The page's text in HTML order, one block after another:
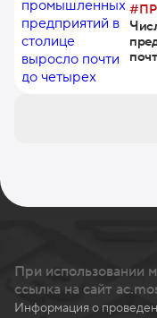
При использовании
ссылка на сайт
Информация о